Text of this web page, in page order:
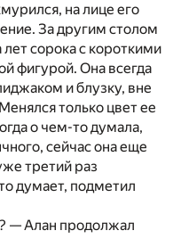
на лице его
За другим столом
сорока с короткими
фигурой. Она всегда
и блузку, вне
только цвет ее
о чем-то думала,
сейчас она еще
третий раз
думает, подметил
— Алан продолжал